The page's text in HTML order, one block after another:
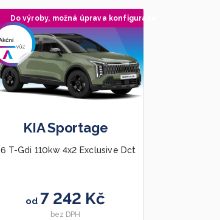
Doporučujeme
Do výroby, možná úprava konfigurace
KIA Sportage
T-Gdi 110kw 4x2 Exclusive Dct
od 7 242 Kč
bez DPH